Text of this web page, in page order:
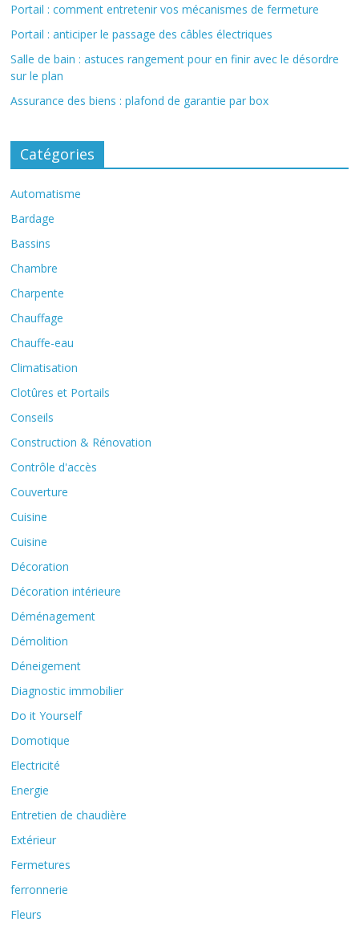
Portail : comment entretenir vos mécanismes de fermeture
Portail : anticiper le passage des câbles électriques
Salle de bain : astuces rangement pour en finir avec le désordre
sur le plan
Assurance des biens : plafond de garantie par box
Catégories
Automatisme
Bardage
Bassins
Chambre
Charpente
Chauffage
Chauffe-eau
Climatisation
Clotûres et Portails
Conseils
Construction & Rénovation
Contrôle d'accès
Couverture
Cuisine
Cuisine
Décoration
Décoration intérieure
Déménagement
Démolition
Déneigement
Diagnostic immobilier
Do it Yourself
Domotique
Electricité
Energie
Entretien de chaudière
Extérieur
Fermetures
ferronnerie
Fleurs